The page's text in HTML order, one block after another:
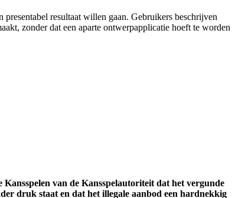
resultaat willen gaan. Gebruikers beschrijven
zonder dat een aparte ontwerpapplicatie hoeft te worden
van de Kansspelautoriteit dat het vergunde
druk staat en dat het illegale aanbod een hardnekkig